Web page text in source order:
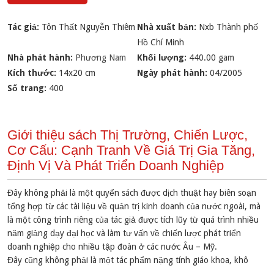
Tác giả: Tôn Thất Nguyễn Thiêm Nhà xuất bản: Nxb Thành phố
Hồ Chí Minh
Nhà phát hành: Phương Nam Khối lượng: 440.00 gam
Kích thước: 14x20 cm Ngày phát hành: 04/2005
Số trang: 400
Giới thiệu sách Thị Trường, Chiến Lược,
Cơ Cấu: Cạnh Tranh Về Giá Trị Gia Tăng,
Định Vị Và Phát Triển Doanh Nghiệp
Đây không phải là một quyển sách được dịch thuật hay biên soạn
tổng hợp từ các tài liệu về quản trị kinh doanh của nước ngoài, mà
là một công trình riêng của tác giả được tích lũy từ quá trình nhiều
năm giảng dạy đại học và làm tư vấn về chiến lược phát triển
doanh nghiệp cho nhiều tập đoàn ở các nước Âu – Mỹ.
Đây cũng không phải là một tác phẩm nặng tính giáo khoa, khô